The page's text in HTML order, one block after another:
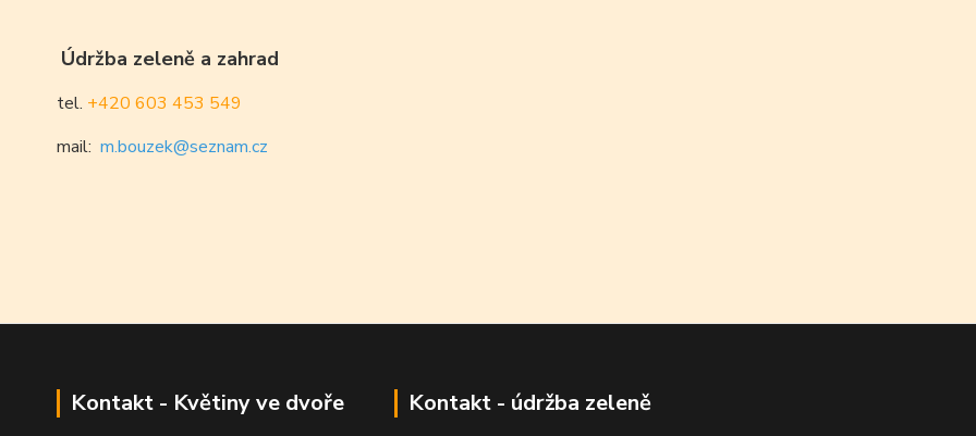
Údržba zeleně a zahrad
tel. +420 603 453 549
mail: m.bouzek@seznam.cz
Kontakt - Květiny ve dvoře Kontakt - údržba zeleně